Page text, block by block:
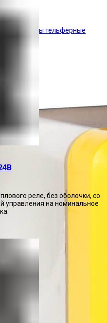
Посты тельферные
реле, без оболочки, со
управления на номинальное